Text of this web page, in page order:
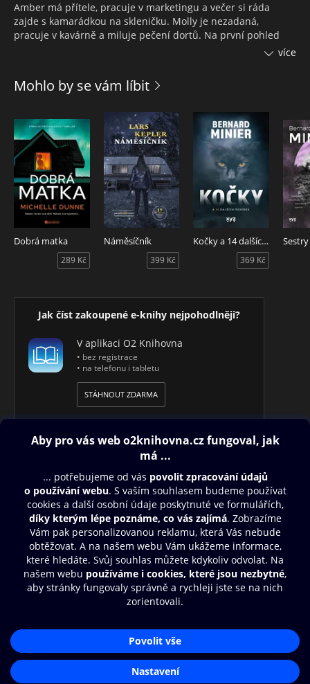
Amber má přítele, pracuje v marketingu a večer si ráda
zajde s kamarádkou na skleničku. Molly je nezadaná,
pracuje v kavárně a miluje pečení dortů. Na první pohled
svoje tajemství. A některá z nich by měla zůstat pohřbená
více
Mohlo by se vám líbit
Dobrá matka
289 Kč
Náměsíčník
399 Kč
Kočky a 14 dalších povídek
369 Kč
Sestry
Jak číst zakoupené e-knihy nejpohodlněji?
V aplikaci O2 Knihovna
• bez registrace
• na telefonu i tabletu
STÁHNOUT ZDARMA
Obsah ke stažení
Moje O2 Knihovna
Další zábava
© O2 Czech Republic a.s.
Přístupnost
Zásady zpracování osobních údajůAplikace O2 Knihovna
Čti a poslouchej své e-knihy a